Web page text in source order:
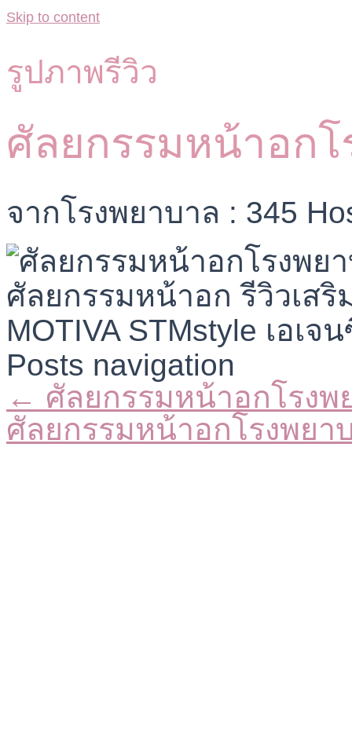
Skip to content
รูปภาพรีวิว
ศัลยกรรมหน้าอกโ
จากโรงพยาบาล : 345
Posts navigation
← ศัลยกรรมหน้าอกโรงพ
ศัลยกรรมหน้าอกโรงพย